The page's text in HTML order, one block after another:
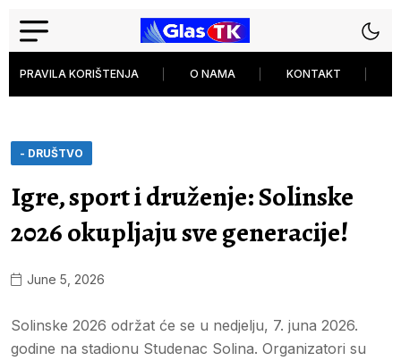
PRAVILA KORIŠTENJA O NAMA KONTAKT
- DRUŠTVO
Igre, sport i druženje: Solinske
2026 okupljaju sve generacije!
June 5, 2026
Solinske 2026 održat će se u nedjelju, 7. juna 2026.
godine na stadionu Studenac Solina. Organizatori su